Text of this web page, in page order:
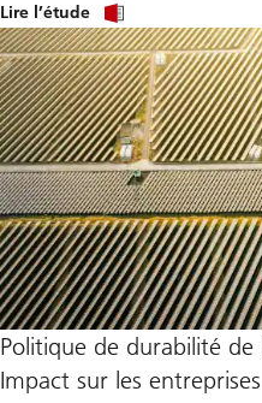
Lire l’étude
i
n
k
t
o
p
a
g
e
U
B
S
R
e
n
o
v
a
t
i
Politique de durabilité
Impact sur les entreprises